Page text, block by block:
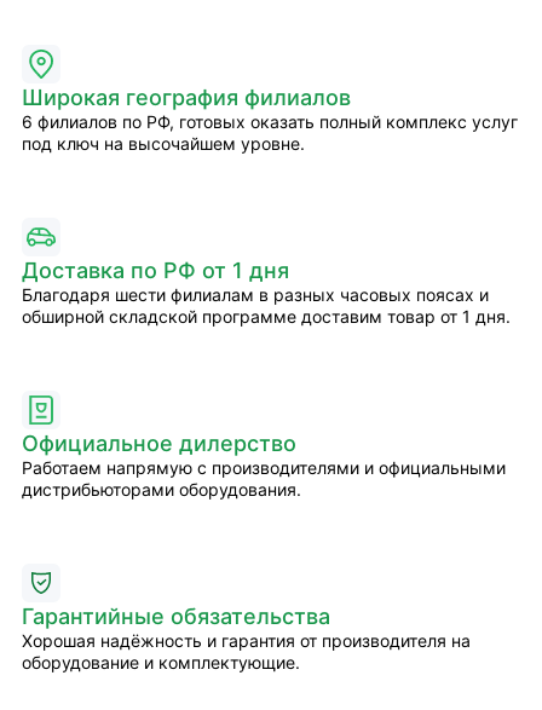
Широкая география филиалов
6 филиалов по РФ, готовых оказать полный комплекс услуг
под ключ на высочайшем уровне.
Доставка по РФ от 1 дня
Благодаря шести филиалам в разных часовых поясах и
обширной складской программе доставим товар от 1 дня.
Официальное дилерство
Работаем напрямую с производителями и официальными
дистрибьюторами оборудования.
Гарантийные обязательства
Хорошая надёжность и гарантия от производителя на
оборудование и комплектующие.